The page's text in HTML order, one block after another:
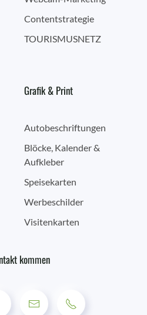
Contentstrategie
TOURISMUSNETZ
Grafik & Print
Autobeschriftungen
Blöcke, Kalender &
Aufkleber
Speisekarten
Werbeschilder
Visitenkarten
kommen